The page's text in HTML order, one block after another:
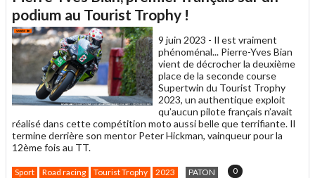
un
ami
podium au Tourist Trophy !
9 juin 2023 - Il est vraiment
phénoménal... Pierre-Yves Bian
vient de décrocher la deuxième
place de la seconde course
Supertwin du Tourist Trophy
2023, un authentique exploit
qu’aucun pilote français n’avait
réalisé dans cette compétition moto aussi belle que terrifiante. Il
termine derrière son mentor Peter Hickman, vainqueur pour la
12ème fois au TT.
Sport Road racing Tourist Trophy 2023 PATON 0